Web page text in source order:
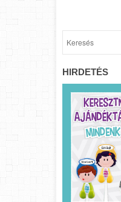
HIRDETÉS